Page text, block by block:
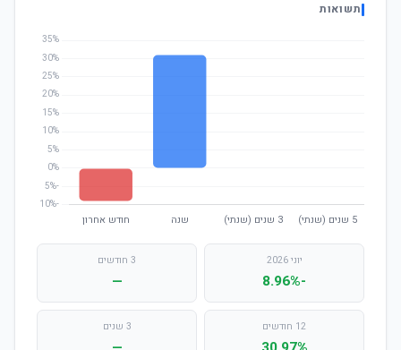
תשואות
יוני 2026
-8.96%
3 חודשים
—
12 חודשים 3 שנים